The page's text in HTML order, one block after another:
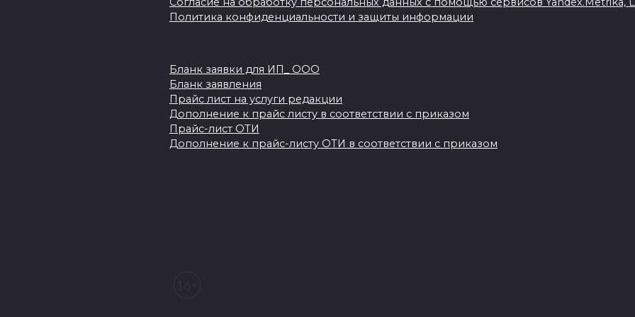
Политика конфиденциальности и защиты информации
Бланк заявки для ИП_ ООО
Бланк заявления
Прайс лист на услуги редакции
Дополнение к прайс листу в соответствии с приказом
Прайс-лист ОТИ
Дополнение к прайс-листу ОТИ в соответствии с приказом